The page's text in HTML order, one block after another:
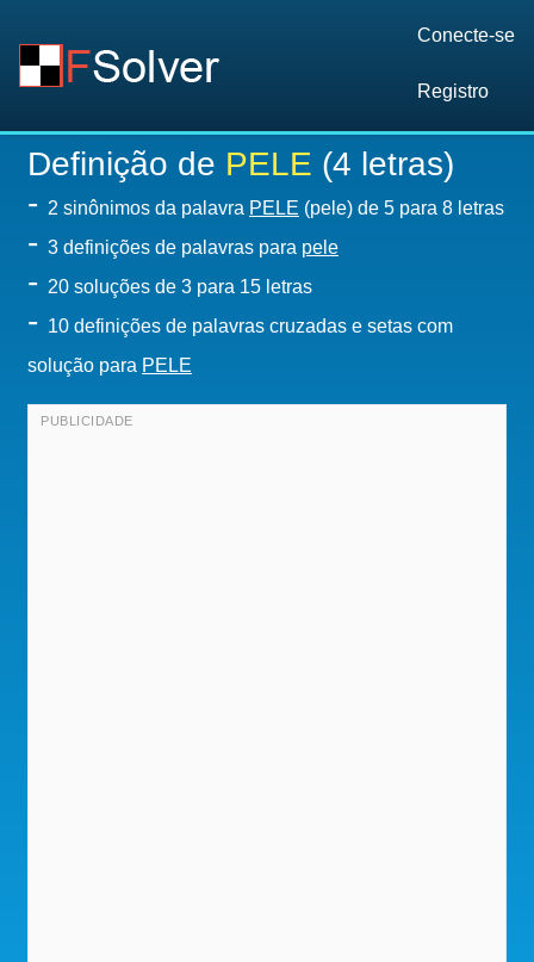
Conecte-se
Registro
Definição de PELE (4 letras)
- 2 sinônimos da palavra PELE (pele) de 5 para 8 letras
- 3 definições de palavras para pele
- 20 soluções de 3 para 15 letras
- 10 definições de palavras cruzadas e setas com
solução para PELE